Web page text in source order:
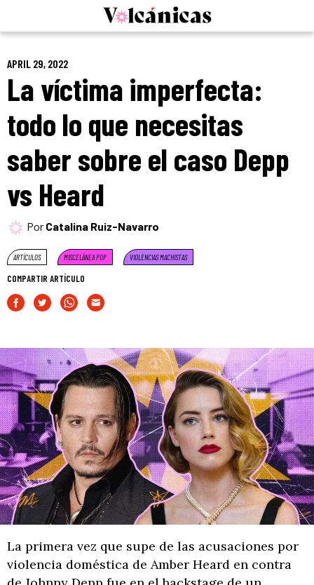
APRIL 29, 2022
La víctima imperfecta:
todo lo que necesitas
saber sobre el caso Depp
vs Heard
Por Catalina Ruiz-Navarro
ARTÍCULOS MISCELÁNEA POP VIOLENCIAS MACHISTAS
COMPARTIR ARTÍCULO
La primera vez que supe de las acusaciones por
violencia doméstica de Amber Heard en contra